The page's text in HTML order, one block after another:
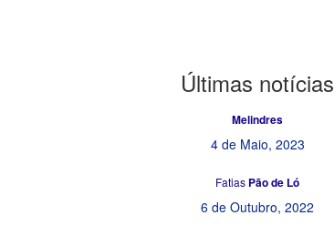
Últimas notícias
Melindres
4 de Maio, 2023
Fatias Pão de Ló
6 de Outubro, 2022